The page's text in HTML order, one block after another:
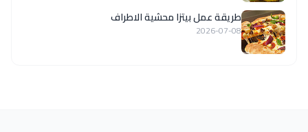
طريقة عمل بيتزا محشية الاطراف
2026-07-08